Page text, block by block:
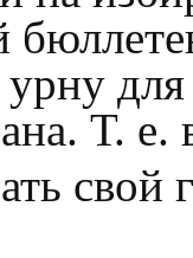
урну
Т. е.
свой